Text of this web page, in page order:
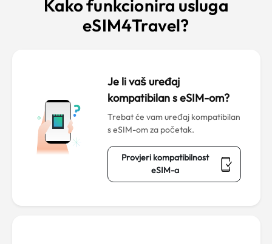
Kako funkcionira usluga
eSIM4Travel?
Je li vaš uređaj
kompatibilan s eSIM-om?
Trebat će vam uređaj kompatibilan
s eSIM-om za početak.
Provjeri kompatibilnost
eSIM-a